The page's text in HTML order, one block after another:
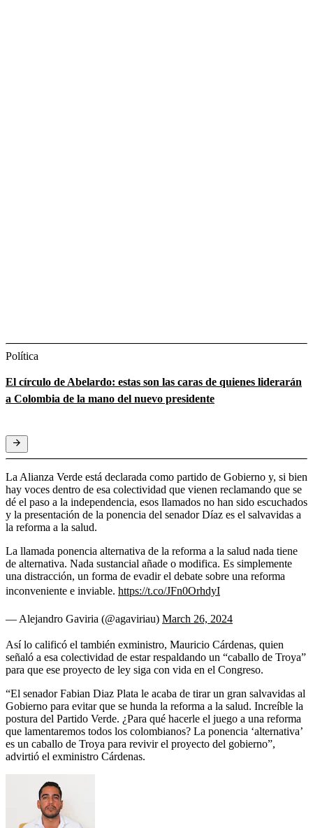
Política
El círculo de Abelardo: estas son las caras de quienes liderarán
a Colombia de la mano del nuevo presidente
La Alianza Verde está declarada como partido de Gobierno y, si bien
hay voces dentro de esa colectividad que vienen reclamando que se
dé el paso a la independencia, esos llamados no han sido escuchados
y la presentación de la ponencia del senador Díaz es el salvavidas a
la reforma a la salud.
La llamada ponencia alternativa de la reforma a la salud nada tiene
de alternativa. Nada sustancial añade o modifica. Es simplemente
una distracción, un forma de evadir el debate sobre una reforma
inconveniente e inviable. https://t.co/JFn0OrhdyI
— Alejandro Gaviria (@agaviriau) March 26, 2024
Así lo calificó el también exministro, Mauricio Cárdenas, quien
señaló a esa colectividad de estar respaldando un “caballo de Troya”
para que ese proyecto de ley siga con vida en el Congreso.
“El senador Fabian Diaz Plata le acaba de tirar un gran salvavidas al
Gobierno para evitar que se hunda la reforma a la salud. Increíble la
postura del Partido Verde. ¿Para qué hacerle el juego a una reforma
que lamentaremos todos los colombianos? La ponencia ‘alternativa’
es un caballo de Troya para revivir el proyecto del gobierno”,
advirtió el exministro Cárdenas.